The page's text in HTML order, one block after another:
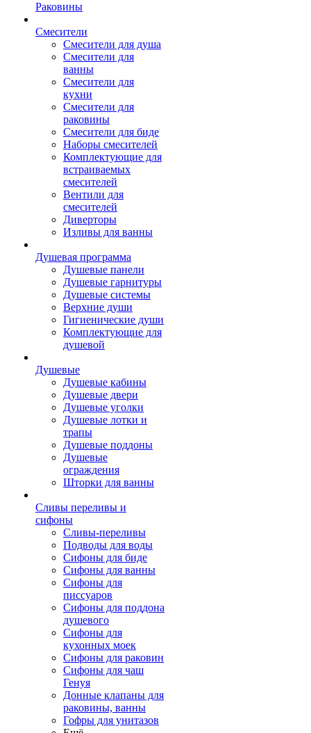
Раковины
Смесители
Смесители для душа
Смесители для
ванны
Смесители для
кухни
Смесители для
раковины
Смесители для биде
Наборы смесителей
Комплектующие для
встраиваемых
смесителей
Вентили для
смесителей
Диверторы
Изливы для ванны
Душевая программа
Душевые панели
Душевые гарнитуры
Душевые системы
Верхние души
Гигиенические души
Комплектующие для
душевой
Душевые
Душевые кабины
Душевые двери
Душевые уголки
Душевые лотки и
трапы
Душевые поддоны
Душевые
ограждения
Шторки для ванны
Сливы переливы и
сифоны
Сливы-переливы
Подводы для воды
Сифоны для биде
Сифоны для ванны
Сифоны для
писсуаров
Сифоны для поддона
душевого
Сифоны для
кухонных моек
Сифоны для раковин
Сифоны для чаш
Генуя
Донные клапаны для
раковины, ванны
Гофры для унитазов